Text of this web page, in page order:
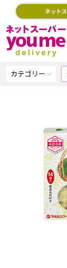
ネット
カテゴリー